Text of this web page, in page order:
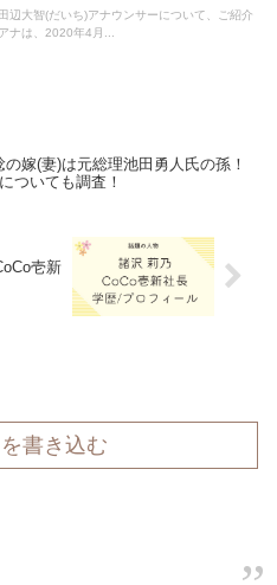
辺大智(だいち)アナウンサーについて、ご紹介
ナは、2020年4月...
の嫁(妻)は元総理池田勇人氏の孫！
ついても調査！
壱新
書き込む